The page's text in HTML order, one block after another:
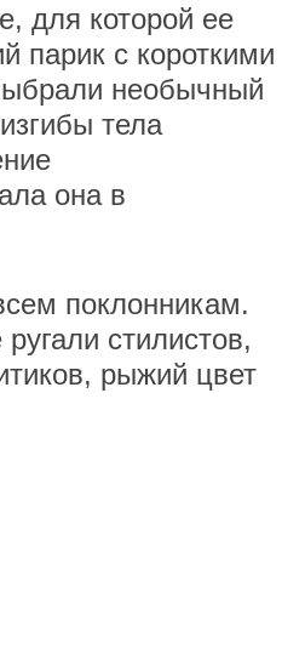
для которой ее
парик с короткими
необычный
тела
она в
поклонникам.
стилистов,
рыжий цвет